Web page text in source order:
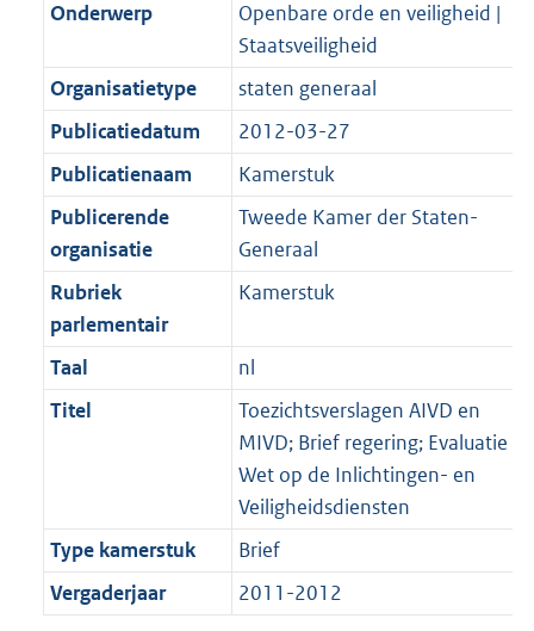
Onderwerp
Openbare orde en veiligheid |
Staatsveiligheid
Organisatietype
staten generaal
Publicatiedatum
2012-03-27
Publicatienaam
Kamerstuk
Publicerende
organisatie
Tweede Kamer der Staten-
Generaal
Rubriek
parlementair
Kamerstuk
Taal
nl
Titel
Toezichtsverslagen AIVD en
MIVD; Brief regering; Evaluatie
Wet op de Inlichtingen- en
Veiligheidsdiensten
Type kamerstuk
Brief
Vergaderjaar
2011-2012